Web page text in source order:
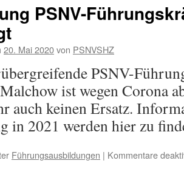
PSNV-
20. Mai 2020von PSNVSHZ
PSNV-
ist wegen Corona
auch keinen Ersatz.
in 2021 werden hier zu
Führungsausbildungen | Kommentare